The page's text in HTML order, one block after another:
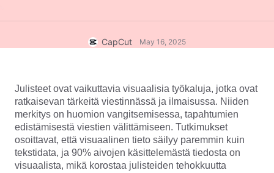
Tekstistä puheeksi
Äänenparannus
Melunvähennys
Kuva
Markkinatrendit
Parhaat vaihtoehdot
Mallitrendit ja -vinkit
Lisää
Tietoja CapCutin palveluehdoista
Dreamina Seedance 2.0 Launch
Avaa CapCut
CapCut May 16, 2025
Julisteet ovat vaikuttavia visuaalisia työkaluja, jotka ovat
ratkaisevan tärkeitä viestinnässä ja ilmaisussa. Niiden
merkitys on huomion vangitsemisessa, tapahtumien
edistämisestä viestien välittämiseen. Tutkimukset
osoittavat, että visuaalinen tieto säilyy paremmin kuin
tekstidata, ja 90% aivojen käsittelemästä tiedosta on
visuaalista, mikä korostaa julisteiden tehokkuutta